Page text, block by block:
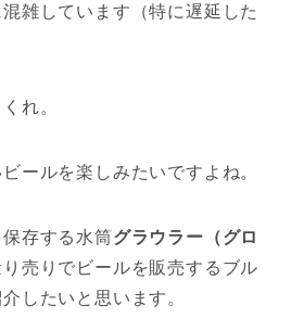
雑しています（特に遅延した
れ。
ールを楽しみたいですよね。
存する水筒グラウラー（グロ
売りでビールを販売するブル
したいと思います。